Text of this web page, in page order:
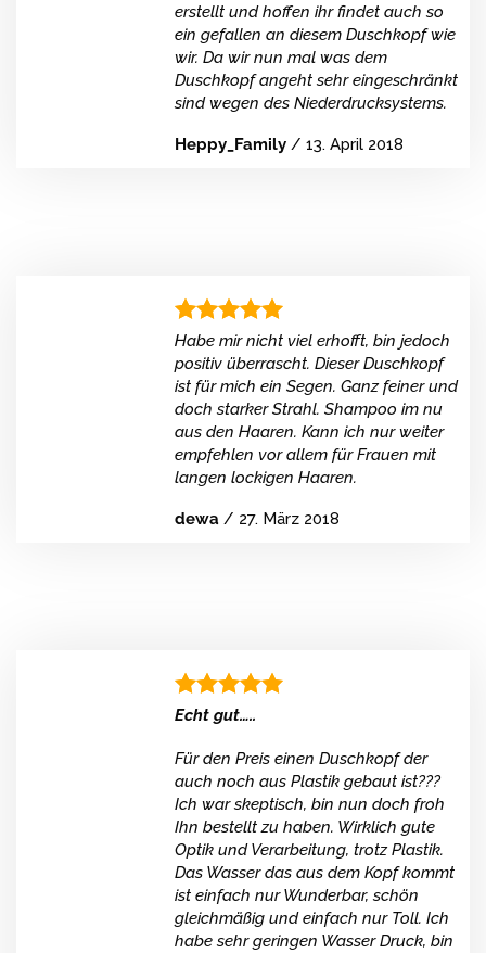
erstellt und hoffen ihr findet auch so
ein gefallen an diesem Duschkopf wie
wir. Da wir nun mal was dem
Duschkopf angeht sehr eingeschränkt
sind wegen des Niederdrucksystems.
Heppy_Family / 13. April 2018
Habe mir nicht viel erhofft, bin jedoch
positiv überrascht. Dieser Duschkopf
ist für mich ein Segen. Ganz feiner und
doch starker Strahl. Shampoo im nu
aus den Haaren. Kann ich nur weiter
empfehlen vor allem für Frauen mit
langen lockigen Haaren.
dewa / 27. März 2018
Echt gut…..
Für den Preis einen Duschkopf der
auch noch aus Plastik gebaut ist???
Ich war skeptisch, bin nun doch froh
Ihn bestellt zu haben. Wirklich gute
Optik und Verarbeitung, trotz Plastik.
Das Wasser das aus dem Kopf kommt
ist einfach nur Wunderbar, schön
gleichmäßig und einfach nur Toll. Ich
habe sehr geringen Wasser Druck, bin